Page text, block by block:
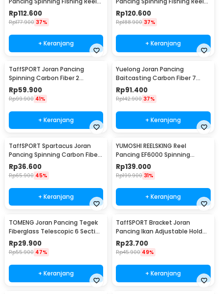
5.5:1 3000 - EF3000
Rp112.600
Rp177.900 37%
+ Keranjang
5.2:1 5000 - EF5000
Rp120.600
Rp188.900 37%
+ Keranjang
TaffSPORT Joran Pancing
Spinning Carbon Fiber 2
Section 1.8M - TM0156
Rp59.900
Rp99.900 41%
+ Keranjang
Yuelong Joran Pancing
Baitcasting Carbon Fiber 7
Section Telescopic 3.3M 7
Section
Rp91.400
Rp142.900 37%
+ Keranjang
TaffSPORT Spartacus Joran
Pancing Spinning Carbon Fiber
2 Section 1.8M - 180
Rp36.600
Rp65.900 45%
+ Keranjang
YUMOSHI REELSKING Reel
Pancing EF6000 Spinning
Fishing Reel 5.2:1 6000 - EF6000
Rp139.000
Rp199.900 31%
+ Keranjang
TOMENG Joran Pancing Tegek
Fiberglass Telescopic 6 Section
3.8M - JW380
Rp29.900
Rp55.900 47%
+ Keranjang
TaffSPORT Bracket Joran
Pancing Ikan Adjustable Holder
1.4M - V-003
Rp23.700
Rp45.900 49%
+ Keranjang